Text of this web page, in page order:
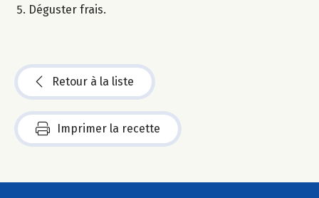
Déguster frais.
Retour à la liste
Imprimer la recette